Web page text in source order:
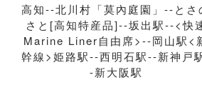
高知--北川村「莫內庭園」--とさ
さと[高知特産品]--坂出駅--<快
Marine Liner自由席>--岡山駅<
幹線>姫路駅--西明石駅--新神戸
-新大阪駅